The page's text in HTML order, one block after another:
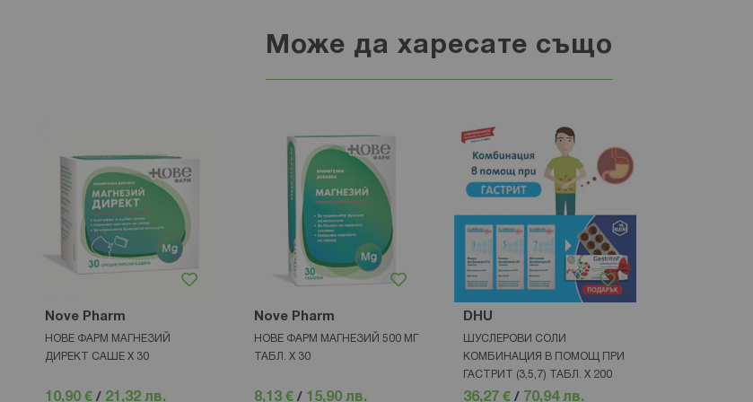
Може да харесате също
Nove Pharm
НОВЕ ФАРМ МАГНЕЗИЙ
ДИРЕКТ САШЕ Х 30
10,90 € / 21,32 лв.
Nove Pharm
НОВЕ ФАРМ МАГНЕЗИЙ 500 МГ
ТАБЛ. Х 30
8,13 € / 15,90 лв.
DHU
ШУСЛЕРОВИ СОЛИ
КОМБИНАЦИЯ В ПОМОЩ ПРИ
ГАСТРИТ (3,5,7) ТАБЛ. X 200
36,27 € / 70,94 лв.